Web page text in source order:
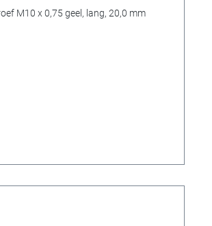
M10 x 0,75 geel, lang, 20,0 mm